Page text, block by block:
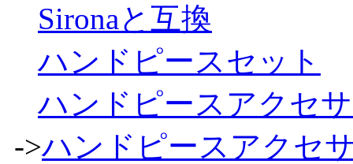
Sironaと互換
ハンドピースセット
ハンドピースアクセ
->ハンドピースアクセ